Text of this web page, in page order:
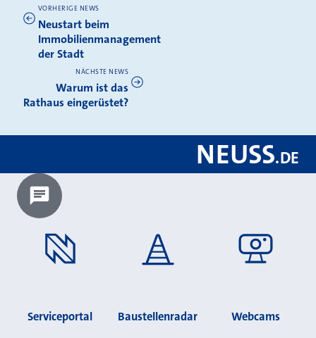
Weitere News
VORHERIGE NEWS
Neustart beim
Immobilienmanagement
der Stadt
NÄCHSTE NEWS
Warum ist das
Rathaus eingerüstet?
NEUSS.DE
Chatbot laden?
Serviceportal Baustellenradar Webcams